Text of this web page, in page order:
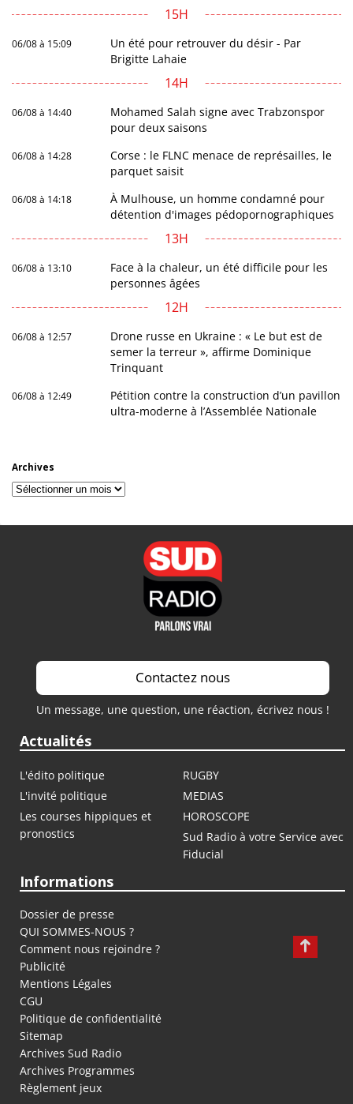
15H
06/08 à 15:09
Un été pour retrouver du désir - Par
Brigitte Lahaie
14H
06/08 à 14:40
Mohamed Salah signe avec Trabzonspor
pour deux saisons
06/08 à 14:28
Corse : le FLNC menace de représailles, le
parquet saisit
06/08 à 14:18
À Mulhouse, un homme condamné pour
détention d'images pédopornographiques
13H
06/08 à 13:10
Face à la chaleur, un été difficile pour les
personnes âgées
12H
06/08 à 12:57
Drone russe en Ukraine : « Le but est de
semer la terreur », affirme Dominique
Trinquant
06/08 à 12:49
Pétition contre la construction d’un pavillon
ultra-moderne à l’Assemblée Nationale
Archives
Archives
Contactez nous
Un message, une question, une réaction, écrivez nous !
Actualités
L'édito politique
RUGBY
L'invité politique
MEDIAS
Les courses hippiques et
pronostics
HOROSCOPE
Sud Radio à votre Service avec
Fiducial
Informations
Dossier de presse
QUI SOMMES-NOUS ?
Comment nous rejoindre ?
Publicité
Mentions Légales
CGU
Politique de confidentialité
Sitemap
Archives Sud Radio
Archives Programmes
Règlement jeux